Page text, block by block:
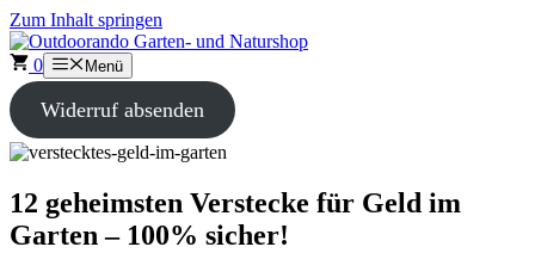
Zum Inhalt springen
0 Menü
Widerruf absenden
12 geheimsten Verstecke für Geld im
Garten – 100% sicher!